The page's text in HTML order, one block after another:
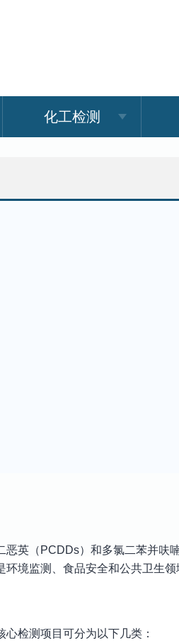
化工检测
英（PCDDs）和多氯二苯并呋
境监测、食品安全和公共卫生
检测项目可分为以下几类：